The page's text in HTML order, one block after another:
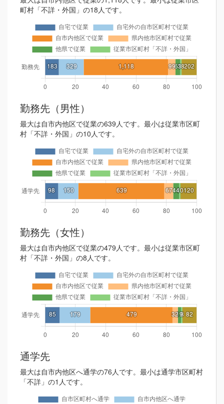
町村「不詳・外国」の18人です。
勤務先（男性）
最大は自市内他区で従業の639人です。最小は従業市区町
村「不詳・外国」の10人です。
勤務先（女性）
最大は自市内他区で従業の479人です。最小は従業市区町
村「不詳・外国」の8人です。
通学先
最大は自市内他区へ通学の76人です。最小は通学市区町村
「不詳」の1人です。